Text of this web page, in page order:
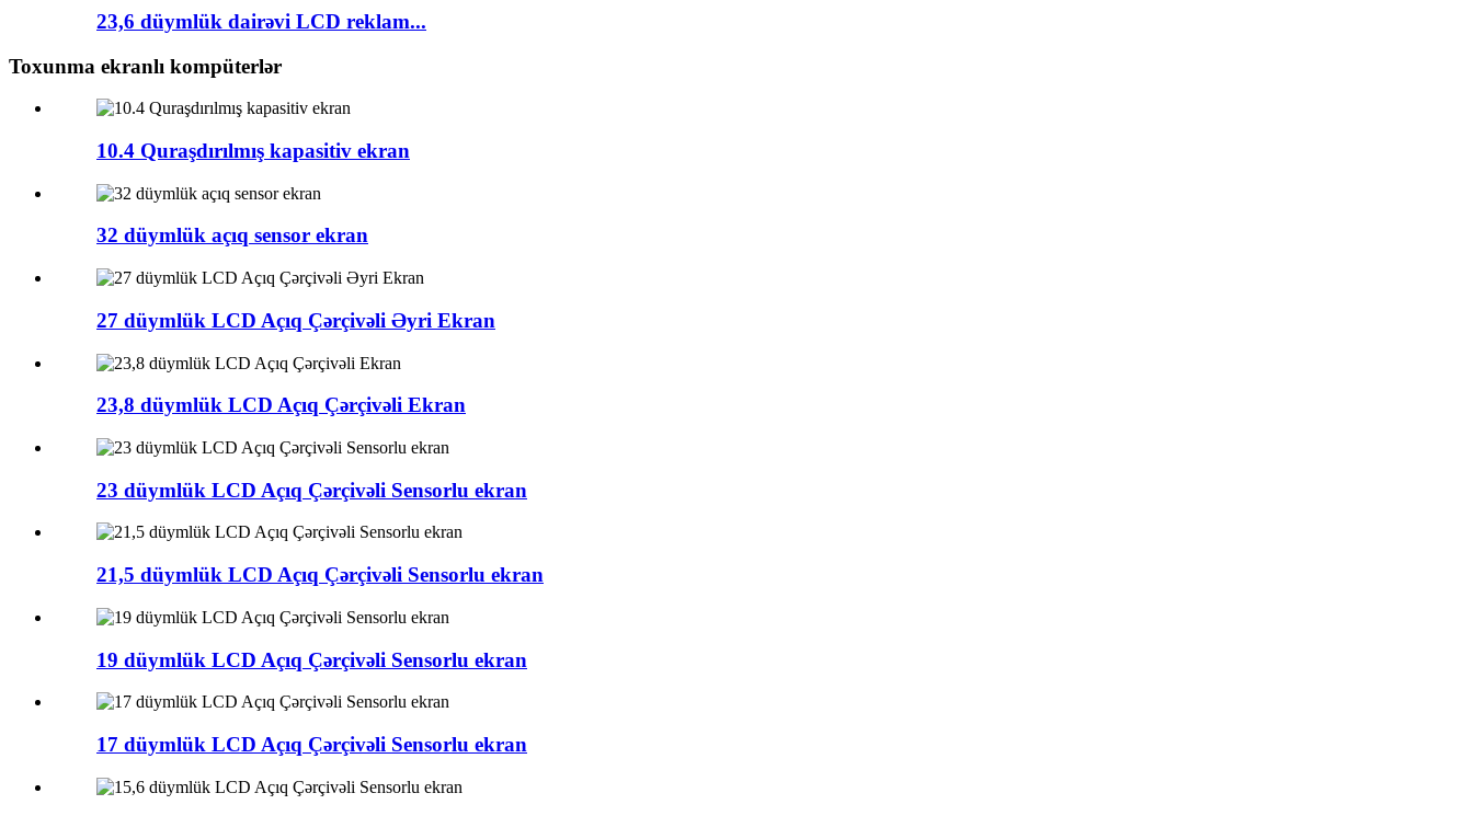
23,6 düymlük dairəvi LCD reklam...
Toxunma ekranlı kompüterlər
10.4 Quraşdırılmış kapasitiv ekran
32 düymlük açıq sensor ekran
27 düymlük LCD Açıq Çərçivəli Əyri Ekran
23,8 düymlük LCD Açıq Çərçivəli Ekran
23 düymlük LCD Açıq Çərçivəli Sensorlu ekran
21,5 düymlük LCD Açıq Çərçivəli Sensorlu ekran
19 düymlük LCD Açıq Çərçivəli Sensorlu ekran
17 düymlük LCD Açıq Çərçivəli Sensorlu ekran